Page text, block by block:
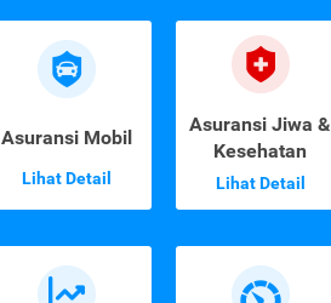
Asuransi Mobil
Lihat Detail
Asuransi Jiwa &
Kesehatan
Lihat Detail